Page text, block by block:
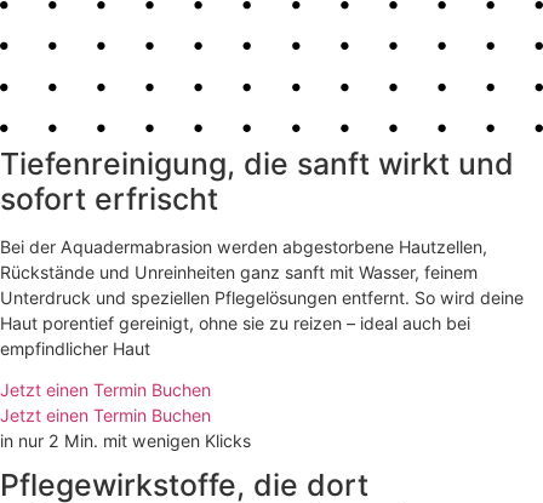
Tiefenreinigung, die sanft wirkt und
sofort erfrischt
Bei der Aquadermabrasion werden abgestorbene Hautzellen,
Rückstände und Unreinheiten ganz sanft mit Wasser, feinem
Unterdruck und speziellen Pflegelösungen entfernt. So wird deine
Haut porentief gereinigt, ohne sie zu reizen – ideal auch bei
empfindlicher Haut
Jetzt einen Termin Buchen
Jetzt einen Termin Buchen
in nur 2 Min. mit wenigen Klicks
Pflegewirkstoffe, die dort